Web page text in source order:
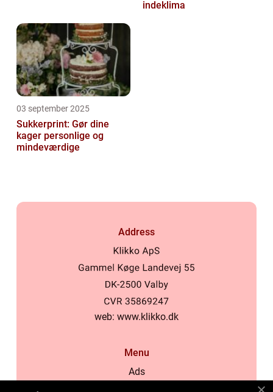
indeklima
03 september 2025
Sukkerprint: Gør dine
kager personlige og
mindeværdige
Address
web: www.klikko.dk
Menu
Ads